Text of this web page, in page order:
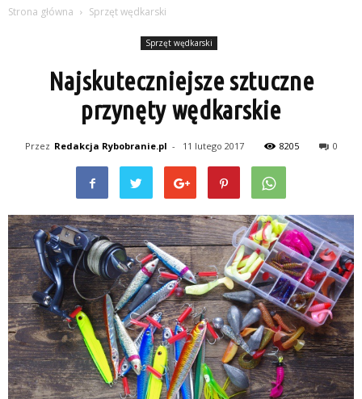
Strona główna Sprzęt wędkarski
Sprzęt wędkarski
Najskuteczniejsze sztuczne
przynęty wędkarskie
Przez Redakcja Rybobranie.pl - 11 lutego 2017 8205 0